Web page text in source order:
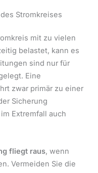
Stromkreises
mit zu vielen
belastet, kann es
sind nur für
Eine
zwar primär zu einer
Sicherung
Extremfall auch
fliegt raus, wenn
Vermeiden Sie die